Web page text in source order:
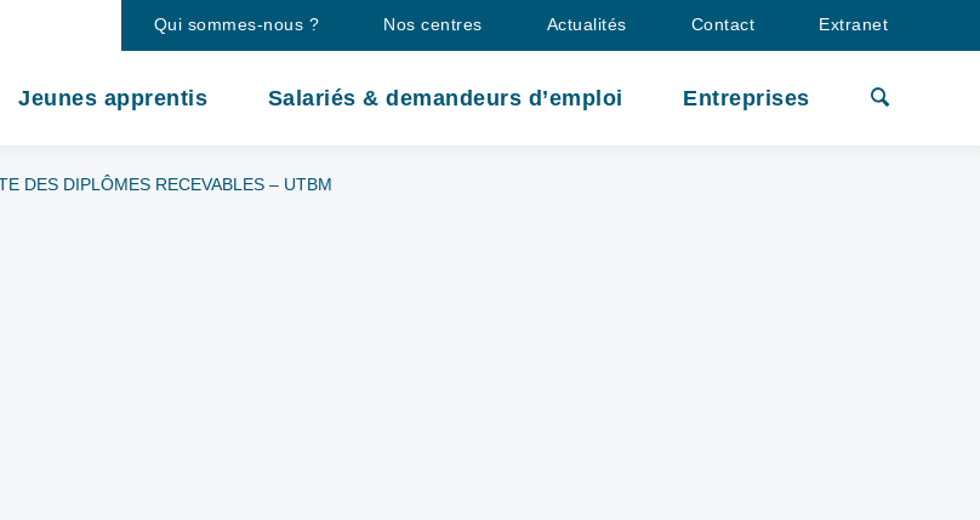
Qui sommes-nous ? Nos centres Actualités Contact Extranet
Jeunes apprentis Salariés & demandeurs d’emploi Entreprises
DES DIPLÔMES RECEVABLES – UTBM